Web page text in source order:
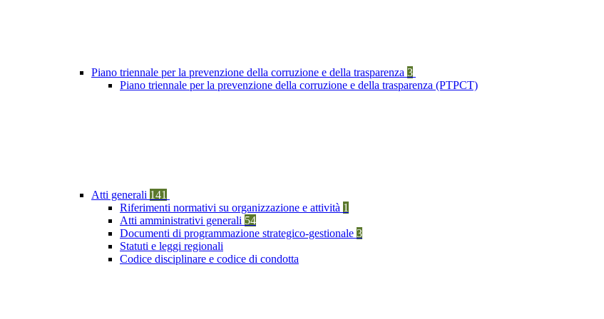
Piano triennale per la prevenzione della corruzione e della trasparenza 3
Piano triennale per la prevenzione della corruzione e della trasparenza (PTPCT)
Atti generali 141
Riferimenti normativi su organizzazione e attività 1
Atti amministrativi generali 54
Documenti di programmazione strategico-gestionale 3
Statuti e leggi regionali
Codice disciplinare e codice di condotta